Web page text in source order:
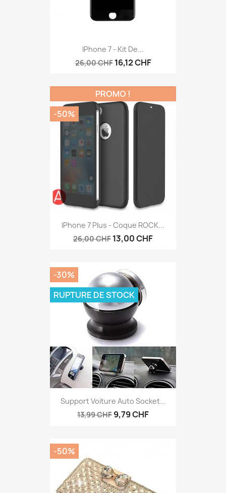
IPhone 7 - Kit De...
26,00 CHF 16,12 CHF
IPhone 7 Plus - Coque ROCK...
26,00 CHF 13,00 CHF
PROMO !
-50%
Support Voiture Auto Socket...
13,99 CHF 9,79 CHF
-30%
RUPTURE DE STOCK
-50%